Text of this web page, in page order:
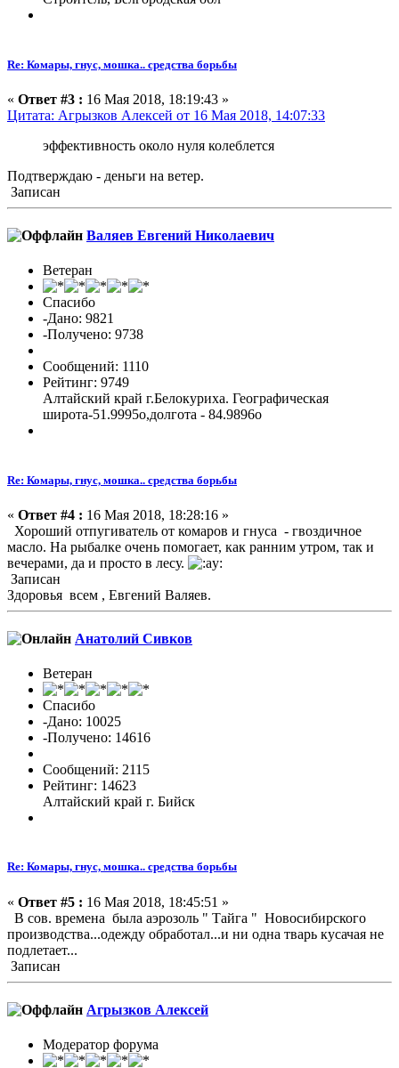
Re: Комары, гнус, мошка.. средства борьбы
« Ответ #3 : 16 Мая 2018, 18:19:43 »
Цитата: Агрызков Алексей от 16 Мая 2018, 14:07:33
эффективность около нуля колеблется
Подтверждаю - деньги на ветер.
Записан
Валяев Евгений Николаевич
Ветеран
Спасибо
-Дано: 9821
-Получено: 9738
Сообщений: 1110
Рейтинг: 9749
Алтайский край г.Белокуриха. Географическая
широта-51.9995о,долгота - 84.9896о
Re: Комары, гнус, мошка.. средства борьбы
« Ответ #4 : 16 Мая 2018, 18:28:16 »
Хороший отпугиватель от комаров и гнуса - гвоздичное
масло. На рыбалке очень помогает, как ранним утром, так и
вечерами, да и просто в лесу.
Записан
Здоровья всем , Евгений Валяев.
Анатолий Сивков
Ветеран
Спасибо
-Дано: 10025
-Получено: 14616
Сообщений: 2115
Рейтинг: 14623
Алтайский край г. Бийск
Re: Комары, гнус, мошка.. средства борьбы
« Ответ #5 : 16 Мая 2018, 18:45:51 »
В сов. времена была аэрозоль " Тайга " Новосибирского
производства...одежду обработал...и ни одна тварь кусачая не
подлетает...
Записан
Агрызков Алексей
Модератор форума